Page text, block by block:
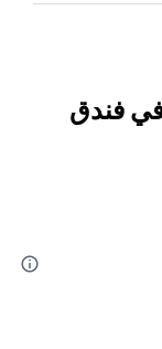
في فندق